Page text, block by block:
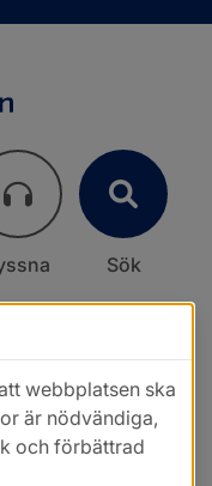
Sök
webbplatsen ska
är nödvändiga,
och förbättrad